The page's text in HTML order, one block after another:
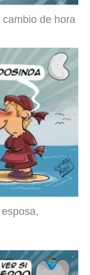
de hora